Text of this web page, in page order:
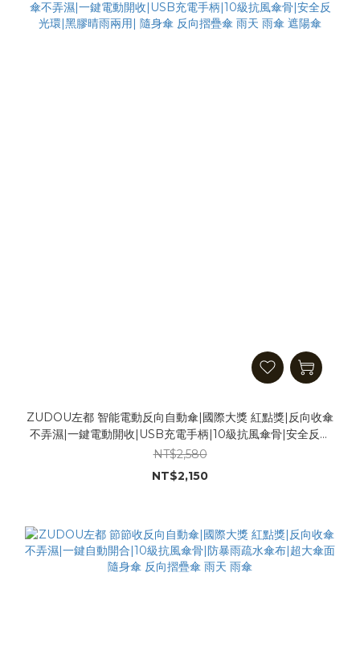
ZUDOU左都 智能電動反向自動傘|國際大獎 紅點獎|反向收傘
不弄濕|一鍵電動開收|USB充電手柄|10級抗風傘骨|安全反光
環|黑膠晴雨兩用| 隨身傘 反向摺疊傘 雨天 雨傘 遮陽傘
NT$2,580
NT$2,150